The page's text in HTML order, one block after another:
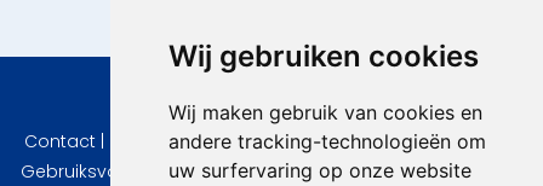
Wij gebruiken cookies
Wij maken gebruik van cookies en
andere tracking-technologieën om
uw surfervaring op onze website
© 2026 VidaVilla.com
Contact Privacy|Cookie instellingen|Herroepingsrecht
Gebruiksvoorwaarden|Imprint|Informatie Beoordelingen